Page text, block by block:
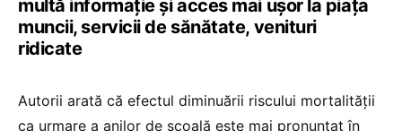
multă informație și acces mai ușor la piața
muncii, servicii de sănătate, venituri
ridicate
Autorii arată că efectul diminuării riscului mortalității
ca urmare a anilor de școală este mai pronunțat în